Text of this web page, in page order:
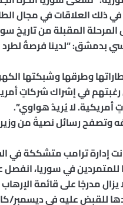
في ذلك العلاقات في مجال
المقبلة من تاريخ
بدمشق: “لدينا فرصةٌ لطرد
وطرقها وشبكتها
في إشراك شركاتٍ
أمريكية. لا يُريدُ هواوي”.
وتصفح رسائل نصيةً من
إدارة ترامب متشككة في
للمتمردين في سوريا،
مدرجًا على قائمة